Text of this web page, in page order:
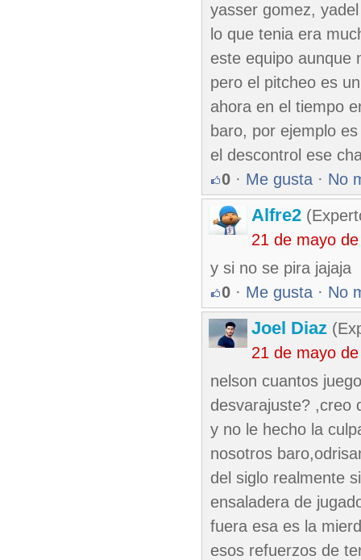
yasser gomez,
lo que tenia era
este equipo aunque
pero el pitcheo es
ahora en el tiempo
baro, por ejemplo
el descontrol ese
0 · Me gusta · No
Alfre2
21 de mayo
y si no se pira jajaja
0 · Me gusta · No
Joel Diaz
21 de mayo
nelson cuantos
desvarajuste? ,creo
y no le hecho la
nosotros
del siglo realmente
ensaladera de
fuera esa es la
esos refuerzos de